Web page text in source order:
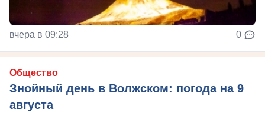
вчера в 09:28 0
Общество
Знойный день в Волжском: погода на 9
августа